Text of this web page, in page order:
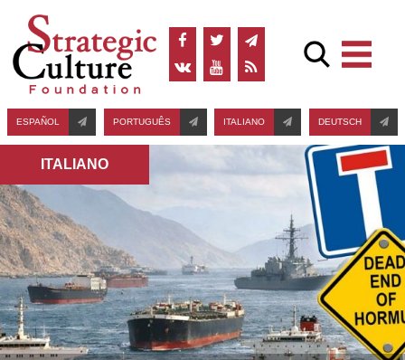
ESPAÑOL PORTUGUÊS ITALIANO DEUTSCH
ITALIANO